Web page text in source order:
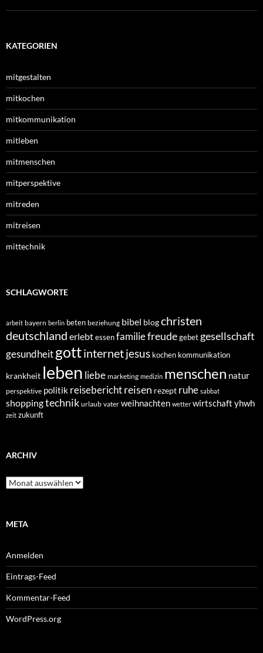
KATEGORIEN
mitgestalten
mitkochen
mitkommunikation
mitleben
mitmenschen
mitperspektive
mitreden
mitreisen
mittechnik
SCHLAGWORTE
arbeit bayern berlin beten beziehung bibel blogchristen
deutschland erlebtessenfamiliefreudegebet gesellschaft
gesundheitgottinternetjesus kochen kommunikation
krankheit leben liebe marketing medizin menschen natur
perspektive politik reiseberichtreisen rezept ruhe sabbat
shoppingtechnik urlaub vater weihnachten wetter wirtschaft yhwh
zeit zukunft
ARCHIV
Archiv
META
Anmelden
Eintrags-Feed
Kommentar-Feed
WordPress.org